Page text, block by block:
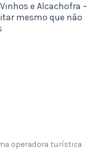
e Alcachofra –
mesmo que não
operadora turística